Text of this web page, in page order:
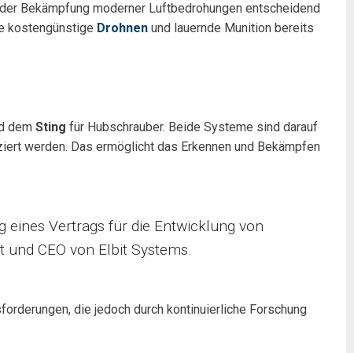
Bekämpfung moderner Luftbedrohungen entscheidend
kostengünstige Drohnen und lauernde Munition bereits
dem Sting für Hubschrauber. Beide Systeme sind darauf
werden. Das ermöglicht das Erkennen und Bekämpfen
eines Vertrags für die Entwicklung von
CEO von Elbit Systems.
die jedoch durch kontinuierliche Forschung